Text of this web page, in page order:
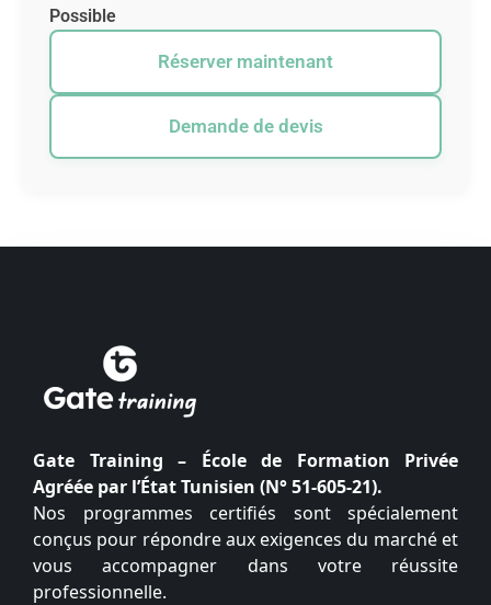
Possible
Réserver maintenant
Demande de devis
Gate Training – École de Formation Privée
Agréée par l’État Tunisien (N° 51-605-21).
Nos programmes certifiés sont spécialement
conçus pour répondre aux exigences du marché et
vous accompagner dans votre réussite
professionnelle.